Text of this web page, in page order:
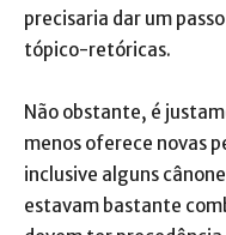
precisaria dar um
tópico-retóricas.
Não obstante, é
menos oferece novas
inclusive alguns
estavam bastante